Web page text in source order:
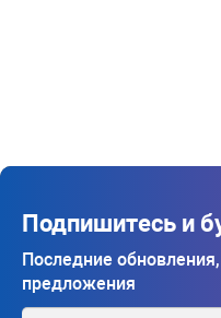
Подпишитесь и
Последние
предложения